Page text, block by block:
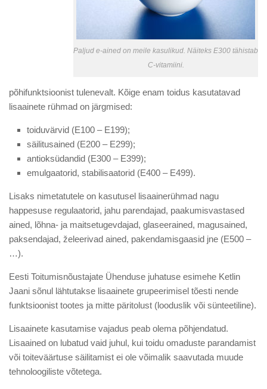
Paljud e-ained on meile kasulikud. Näiteks E300 tähistab
C-vitamiini.
põhifunktsioonist tulenevalt. Kõige enam toidus kasutatavad
lisaainete rühmad on järgmised:
toiduvärvid (E100 – E199);
säilitusained (E200 – E299);
antioksüdandid (E300 – E399);
emulgaatorid, stabilisaatorid (E400 – E499).
Lisaks nimetatutele on kasutusel lisaainerühmad nagu
happesuse regulaatorid, jahu parendajad, paakumisvastased
ained, lõhna- ja maitsetugevdajad, glaseerained, magusained,
paksendajad, želeerivad ained, pakendamisgaasid jne (E500 –
…).
Eesti Toitumisnõustajate Ühenduse juhatuse esimehe Ketlin
Jaani sõnul lähtutakse lisaainete grupeerimisel tõesti nende
funktsioonist tootes ja mitte päritolust (looduslik või sünteetiline).
Lisaainete kasutamise vajadus peab olema põhjendatud.
Lisaained on lubatud vaid juhul, kui toidu omaduste parandamist
või toiteväärtuse säilitamist ei ole võimalik saavutada muude
tehnoloogiliste võtetega.